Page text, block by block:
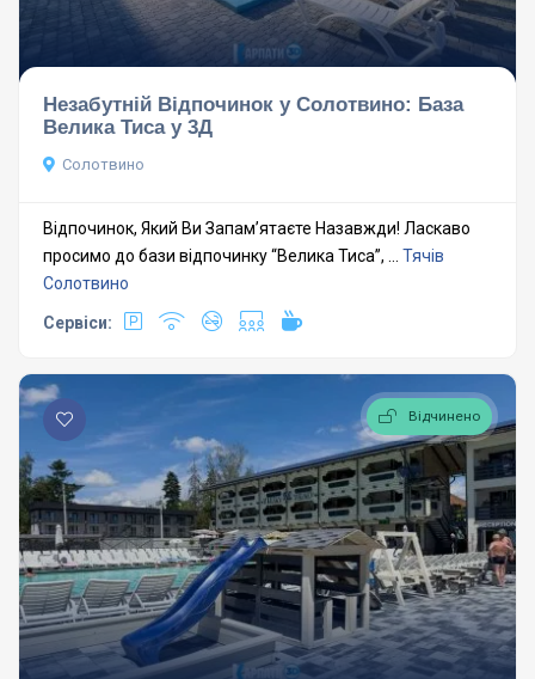
Незабутній Відпочинок у Солотвино: База
Велика Тиса у 3Д
Солотвино
Відпочинок, Який Ви Запам’ятаєте Назавжди! Ласкаво
просимо до бази відпочинку “Велика Тиса”, ... Тячів
Солотвино
Сервіси:
Відчинено